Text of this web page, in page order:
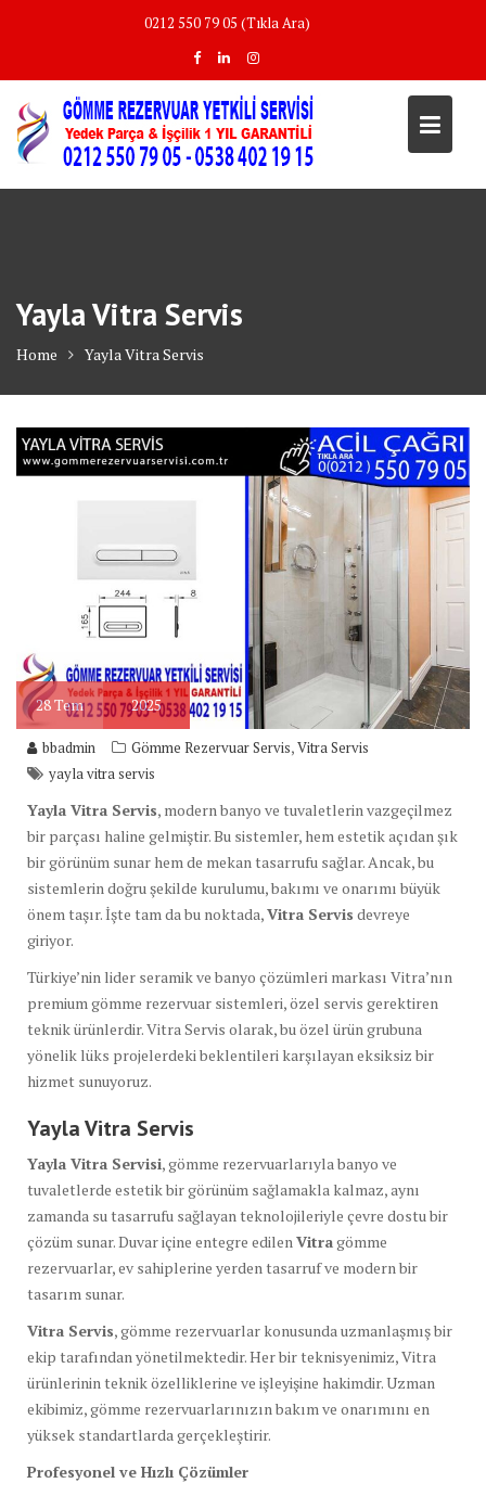
0212 550 79 05 (Tıkla Ara)
Yayla Vitra Servis
Home Yayla Vitra Servis
28Tem 2025
bbadmin Gömme Rezervuar Servis,Vitra Servis
yayla vitra servis
Yayla Vitra Servis, modern banyo ve tuvaletlerin vazgeçilmez
bir parçası haline gelmiştir. Bu sistemler, hem estetik açıdan şık
bir görünüm sunar hem de mekan tasarrufu sağlar. Ancak, bu
sistemlerin doğru şekilde kurulumu, bakımı ve onarımı büyük
önem taşır. İşte tam da bu noktada,Vitra Servis devreye
giriyor.
Türkiye’nin lider seramik ve banyo çözümleri markası Vitra’nın
premium gömme rezervuar sistemleri, özel servis gerektiren
teknik ürünlerdir. Vitra Servis olarak, bu özel ürün grubuna
yönelik lüks projelerdeki beklentileri karşılayan eksiksiz bir
hizmet sunuyoruz.
Yayla Vitra Servis
Yayla Vitra Servisi, gömme rezervuarlarıyla banyo ve
tuvaletlerde estetik bir görünüm sağlamakla kalmaz, aynı
zamanda su tasarrufu sağlayan teknolojileriyle çevre dostu bir
çözüm sunar. Duvar içine entegre edilen Vitragömme
rezervuarlar, ev sahiplerine yerden tasarruf ve modern bir
tasarım sunar.
Vitra Servis, gömme rezervuarlar konusunda uzmanlaşmış bir
ekip tarafından yönetilmektedir. Her bir teknisyenimiz, Vitra
ürünlerinin teknik özelliklerine ve işleyişine hakimdir. Uzman
ekibimiz, gömme rezervuarlarınızın bakım ve onarımını en
yüksek standartlarda gerçekleştirir.
Profesyonel ve Hızlı Çözümler